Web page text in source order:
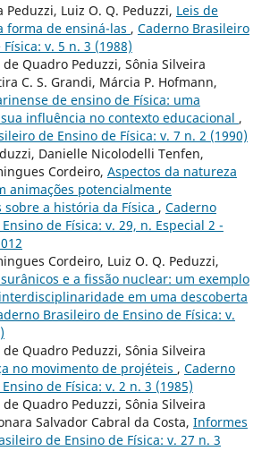
Peduzzi, Luiz O. Q. Peduzzi, Leis de
forma de ensiná-las , Caderno Brasileiro
v. 5 n. 3 (1988)
Quadro Peduzzi, Sônia Silveira
C. S. Grandi, Márcia P. Hofmann,
de ensino de Física: uma
influência no contexto educacional ,
de Ensino de Física: v. 7 n. 2 (1990)
Danielle Nicolodelli Tenfen,
Cordeiro, Aspectos da natureza
animações potencialmente
a história da Física , Caderno
de Física: v. 29, n. Especial 2 -
Cordeiro, Luiz O. Q. Peduzzi,
e a fissão nuclear: um exemplo
em uma descoberta
Brasileiro de Ensino de Física: v.
Quadro Peduzzi, Sônia Silveira
no movimento de projéteis , Caderno
de Física: v. 2 n. 3 (1985)
Quadro Peduzzi, Sônia Silveira
Salvador Cabral da Costa, Informes
de Ensino de Física: v. 27 n. 3